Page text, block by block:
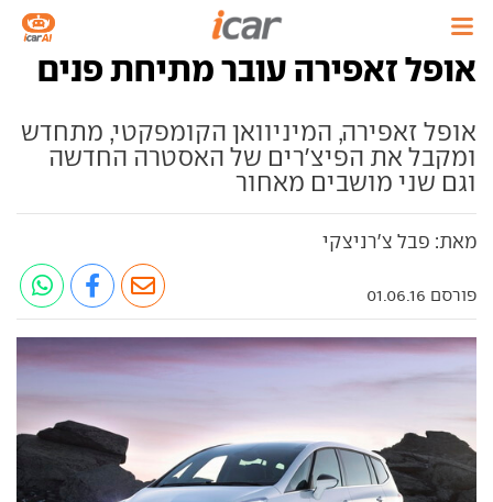
אופל זאפירה עובר מתיחת פנים
אופל זאפירה, המיניוואן הקומפקטי, מתחדש
ומקבל את הפיצ'רים של האסטרה החדשה
וגם שני מושבים מאחור
מאת: פבל צ'רניצקי
פורסם 01.06.16